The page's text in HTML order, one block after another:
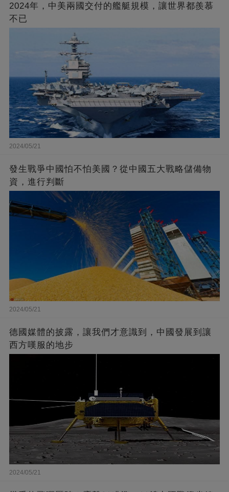
2024年，中美兩國交付的艦艇規模，讓世界都羨慕
不已
2024/05/21
發生戰爭中國怕不怕美國？從中國五大戰略儲備物
資，進行判斷
2024/05/21
德國媒體的披露，讓我們才意識到，中國發展到讓
西方嘆服的地步
2024/05/21